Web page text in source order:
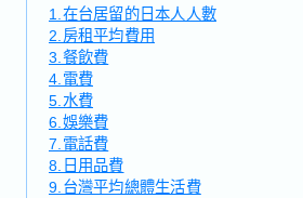
1.在台居留的日本人人數
2.房租平均費用
3.餐飲費
4.電費
5.水費
6.娛樂費
7.電話費
8.日用品費
9.台灣平均總體生活費